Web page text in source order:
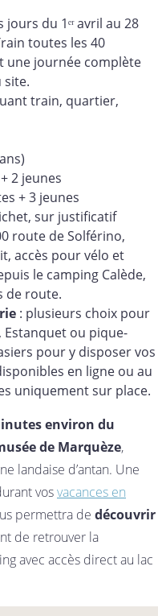
du 1ᵉʳ avril au 28
toutes les 40
une journée complète
train, quartier,
2 jeunes
+ 3 jeunes
sur justificatif
route de Solférino,
accès pour vélo et
le camping Calède,
de route.
: plusieurs choix pour
ou pique-
pour y disposer vos
en ligne ou au
uniquement sur place.
environ du
de Marquèze,
landaise d’antan. Une
vosvacances en
permettra de découvrir
de retrouver la
avec accès direct au lac